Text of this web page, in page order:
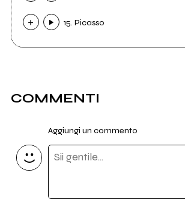
15. Picasso
COMMENTI
Aggiungi un commento